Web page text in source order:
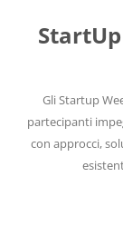
contenuto
Gli Startup
partecipanti
con approcci,